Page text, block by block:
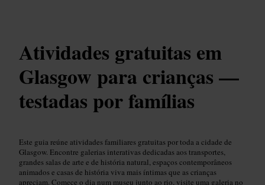
Atividades gratuitas em
Glasgow para crianças —
testadas por famílias
Este guia reúne atividades familiares gratuitas por toda a cidade de
Glasgow. Encontre galerias interativas dedicadas aos transportes,
grandes salas de arte e de história natural, espaços contemporâneos
animados e casas de história viva mais íntimas que as crianças
apreciam. Comece o dia num museu junto ao rio, visite uma galeria no